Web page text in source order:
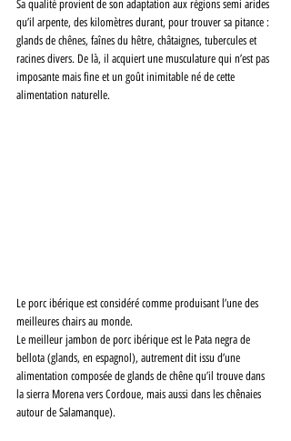
Sa qualité provient de son adaptation aux régions semi arides
qu’il arpente, des kilomètres durant, pour trouver sa pitance :
glands de chênes, faînes du hêtre, châtaignes, tubercules et
racines divers. De là, il acquiert une musculature qui n’est pas
imposante mais fine et un goût inimitable né de cette
alimentation naturelle.
Le porc ibérique est considéré comme produisant l’une des
meilleures chairs au monde.
Le meilleur jambon de porc ibérique est le Pata negra de
bellota (glands, en espagnol), autrement dit issu d’une
alimentation composée de glands de chêne qu’il trouve dans
la sierra Morena vers Cordoue, mais aussi dans les chênaies
autour de Salamanque).